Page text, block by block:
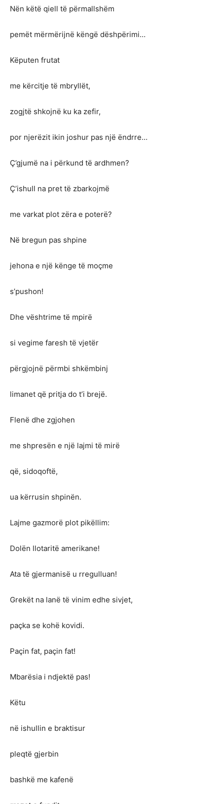
Nën këtë qiell të përmallshëm
pemët mërmërijnë këngë dëshpërimi…
Këputen frutat
me kërcitje të mbryllët,
zogjtë shkojnë ku ka zefir,
por njerëzit ikin joshur pas një ëndrre…
Ç’gjumë na i përkund të ardhmen?
Ç’ishull na pret të zbarkojmë
me varkat plot zëra e poterë?
Në bregun pas shpine
jehona e një kënge të moçme
s’pushon!
Dhe vështrime të mpirë
si vegime faresh të vjetër
përgjojnë përmbi shkëmbinj
limanet që pritja do t’i brejë.
Flenë dhe zgjohen
me shpresën e një lajmi të mirë
që, sidoqoftë,
ua kërrusin shpinën.
Lajme gazmorë plot pikëllim:
Dolën llotaritë amerikane!
Ata të gjermanisë u rregulluan!
Grekët na lanë të vinim edhe sivjet,
paçka se kohë kovidi.
Paçin fat, paçin fat!
Mbarësia i ndjektë pas!
Këtu
në ishullin e braktisur
pleqtë gjerbin
bashkë me kafenë